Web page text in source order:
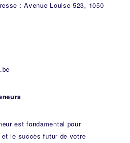
: Avenue Louise 523, 1050
est fondamental pour
le succès futur de votre